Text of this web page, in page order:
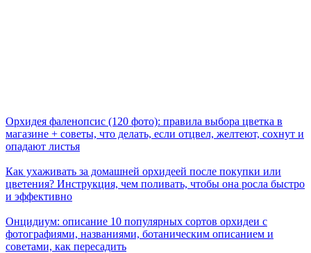
Орхидея фаленопсис (120 фото): правила выбора цветка в
магазине + советы, что делать, если отцвел, желтеют, сохнут и
опадают листья
Как ухаживать за домашней орхидеей после покупки или
цветения? Инструкция, чем поливать, чтобы она росла быстро
и эффективно
Онцидиум: описание 10 популярных сортов орхидеи с
фотографиями, названиями, ботаническим описанием и
советами, как пересадить